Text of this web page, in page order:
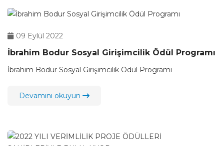
09 Eylül 2022
İbrahim Bodur Sosyal Girişimcilik Ödül Programı
İbrahim Bodur Sosyal Girişimcilik Ödül Programı
Devamını okuyun